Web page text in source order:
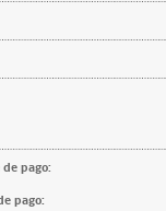
pago:
pago: